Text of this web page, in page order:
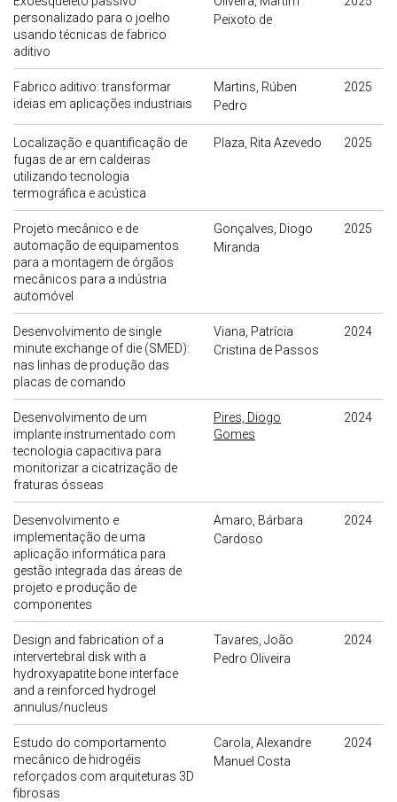
personalizado para o joelho
usando técnicas de fabrico
aditivo
Peixoto de
Fabrico aditivo: transformar
ideias em aplicações industriais
Martins, Rúben
Pedro
2025
Localização e quantificação de
fugas de ar em caldeiras
utilizando tecnologia
termográfica e acústica
Plaza, Rita Azevedo 2025
Projeto mecânico e de
automação de equipamentos
para a montagem de órgãos
mecânicos para a indústria
automóvel
Gonçalves, Diogo
Miranda
2025
Desenvolvimento de single
minute exchange of die (SMED):
nas linhas de produção das
placas de comando
Viana, Patrícia
Cristina de Passos
2024
Desenvolvimento de um
implante instrumentado com
tecnologia capacitiva para
monitorizar a cicatrização de
fraturas ósseas
Pires, Diogo
Gomes
2024
Desenvolvimento e
implementação de uma
aplicação informática para
gestão integrada das áreas de
projeto e produção de
componentes
Amaro, Bárbara
Cardoso
2024
Design and fabrication of a
intervertebral disk with a
hydroxyapatite bone interface
and a reinforced hydrogel
annulus/nucleus
Tavares, João
Pedro Oliveira
2024
Estudo do comportamento
mecânico de hidrogéis
reforçados com arquiteturas 3D
fibrosas
Carola, Alexandre
Manuel Costa
2024